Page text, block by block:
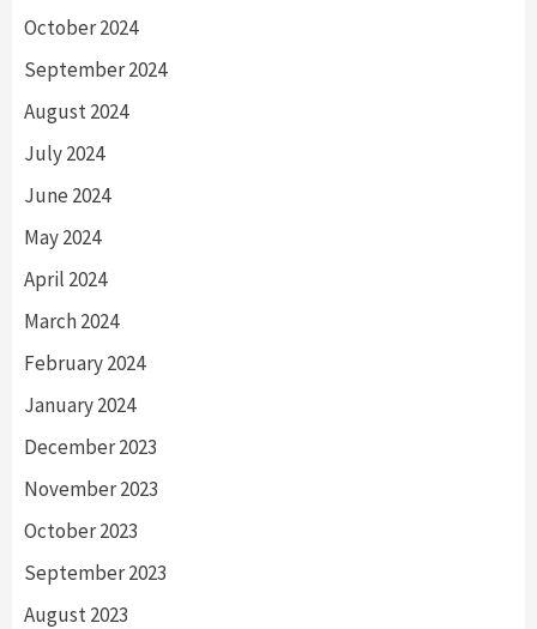
October 2024
September 2024
August 2024
July 2024
June 2024
May 2024
April 2024
March 2024
February 2024
January 2024
December 2023
November 2023
October 2023
September 2023
August 2023